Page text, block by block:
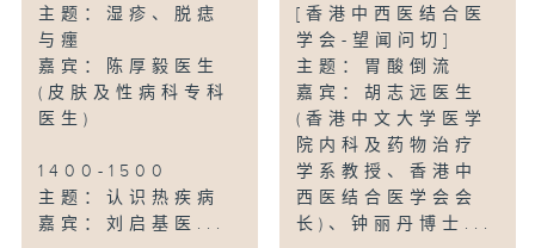
主题：湿疹、脱痣
与癦
嘉宾：陈厚毅医生
(皮肤及性病科专科
医生)
1400-1500
主题：认识热疾病
嘉宾：刘启基医...
[香港中西医结合医
学会-望闻问切]
主题：胃酸倒流
嘉宾：胡志远医生
(香港中文大学医学
院内科及药物治疗
学系教授、香港中
西医结合医学会会
长)、钟丽丹博士...